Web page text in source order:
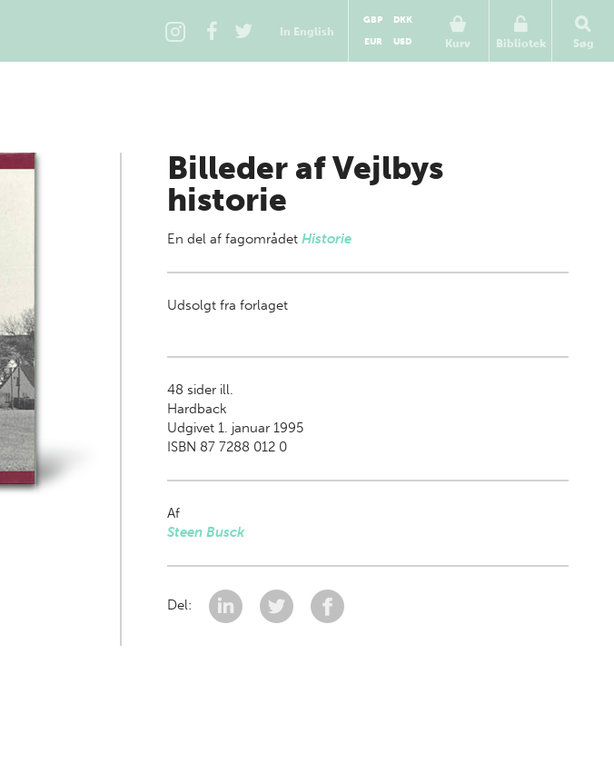
In English
Kurv
GBP
DKK
EUR
USD Bibliotek Søg
Billeder af Vejlbys
historie
En del af fagområdet Historie
Udsolgt fra forlaget
48 sider ill.
Hardback
Udgivet 1. januar 1995
ISBN 87 7288 012 0
Af
Steen Busck
Del: